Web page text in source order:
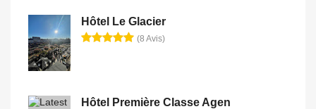
Hôtel Le Glacier
(8 Avis)
Hôtel Première Classe Agen